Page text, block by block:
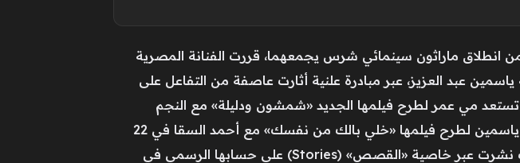
انطلاق ماراثون سينمائي شرس يجمعهما، قررت الفنانة المصرية
عبد العزيز، عبر مبادرة علنية أثارت عاصفة من التفاعل على
مي عمر لطرح فيلمها الجديد «شمشون ودليلة» مع النجم
أحمد العوضي (طليق ياسمين عبد العزيز) في 8 يوليو الجاري، بينما تستعد ياسمين لطرح فيلمها «خلي بالك من نفسك» مع أحمد السقا في 22
يوليو.ورغم الخلافات السابقة، حرصت مي عمر على إظهار روح الزمالة، حيث نشرت عبر خاصية «القصص» (Stories) على حسابها الرسمي في